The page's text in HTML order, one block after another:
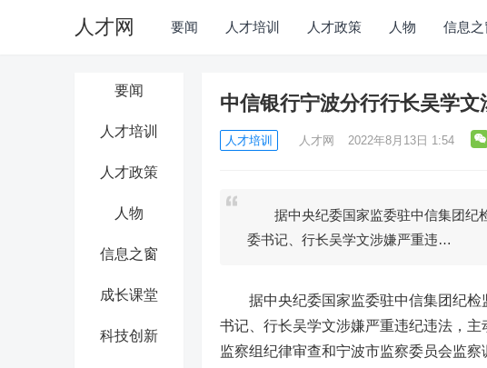
人才网 要闻 人才培训 人才政策 人物 信息之
要闻
人才培训
人才政策
人物
信息之窗
成长课堂
科技创新
中信银行宁波分行行长吴学
人才培训 人才网 2022年8月13日 1:54
据中央纪委国家监委驻中信集团纪
委书记、行长吴学文涉嫌严重违…
据中央纪委国家监委驻中信集团纪检
书记、行长吴学文涉嫌严重违纪违法，
监察组纪律审查和宁波市监察委员会监察